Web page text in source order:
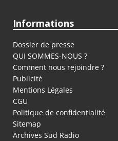
Informations
Dossier de presse
QUI SOMMES-NOUS ?
Comment nous rejoindre ?
Publicité
Mentions Légales
CGU
Politique de confidentialité
Sitemap
Archives Sud Radio